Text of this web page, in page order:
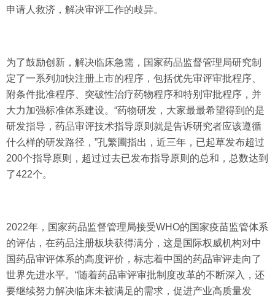
申请人救济，解决审评工作的歧异。
为了鼓励创新，解决临床急需，国家药品监督管理局研究制
定了一系列加快注册上市的程序，包括优先审评审批程序、
附条件批准程序、突破性治疗药物程序和特别审批程序，并
大力加强标准体系建设。“药物研发，大家最最希望得到的是
研发指导，药品审评技术指导原则就是告诉研究者应该遵循
什么样的研发路径，”孔繁圃指出，近三年，已起草发布超过
200个指导原则，超过过去已发布指导原则的总和，总数达到
了422个。
2022年，国家药品监督管理局接受WHO的国家疫苗监管体系
的评估，在药品注册板块获得满分，这是国际权威机构对中
国药品审评体系的高度评价，标志着中国的药品审评走向了
世界先进水平。“随着药品审评审批制度改革的不断深入，还
要继续努力解决临床未被满足的需求，促进产业高质量发